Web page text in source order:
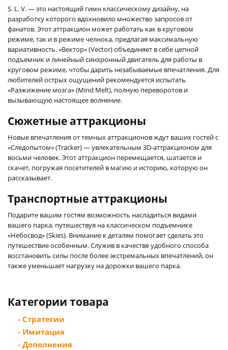
S. L. V. — это настоящий гимн классическому дизайну, на
разработку которого вдохновило множество запросов от
фанатов. Этот аттракцион может работать как в круговом
режиме, так и в режиме челнока, предлагая максимальную
вариативность. «Вектор» (Vector) объединяет в себе цепной
подъемник и линейный синхронный двигатель для работы в
круговом режиме, чтобы дарить незабываемые впечатления. Для
любителей острых ощущений рекомендуется испытать
«Разжижение мозга» (Mind Melt), полную переворотов и
вызывающую настоящее волнение.
Сюжетные аттракционы
Новые впечатления от темных аттракционов ждут ваших гостей с
«Следопытом» (Tracker) — увлекательным 3D-аттракционом для
восьми человек. Этот аттракцион перемещается, шатается и
скачет, погружая посетителей в магию и историю, которую он
рассказывает.
Транспортные аттракционы
Подарите вашим гостям возможность насладиться видами
вашего парка, путешествуя на классическом подъемнике
«Небосвод» (Skies). Внимание к деталям помогает сделать это
путешествие особенным. Служив в качестве удобного способа
восстановить силы после более экстремальных впечатлений, он
также уменьшает нагрузку на дорожки вашего парка.
Категории товара
- Стратегии
- Имитация
- Дополнения